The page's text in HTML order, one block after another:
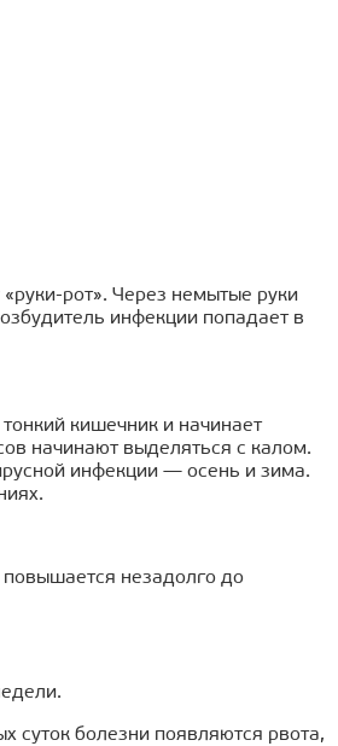
рот». Через немытые руки
инфекции попадает в
кишечник и начинает
начинают выделяться с калом.
инфекции — осень и зима.
повышается незадолго до
суток болезни появляются рвота,